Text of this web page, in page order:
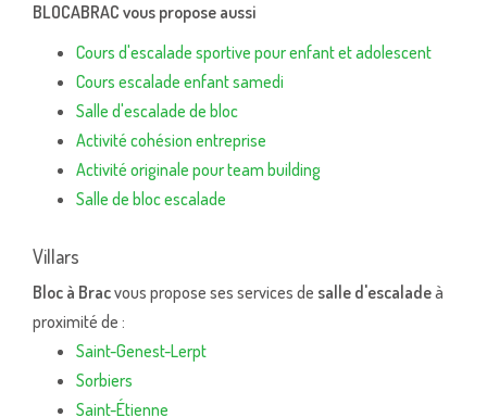
BLOCABRAC vous propose aussi
Cours d'escalade sportive pour enfant et adolescent
Cours escalade enfant samedi
Salle d'escalade de bloc
Activité cohésion entreprise
Activité originale pour team building
Salle de bloc escalade
Villars
Bloc à Bracvous propose ses services de salle d'escaladeà
proximité de :
Saint-Genest-Lerpt
Sorbiers
Saint-Étienne